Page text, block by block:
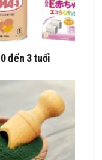
đến 3 tuổi